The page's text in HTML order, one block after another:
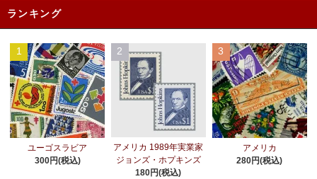
ランキング
1
ユーゴスラビア
300円(税込)
2
アメリカ 1989年実業家
ジョンズ・ホプキンズ
180円(税込)
3
アメリカ
280円(税込)